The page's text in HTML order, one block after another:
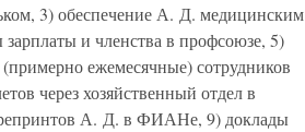
3) обеспечение А. Д. медицинским
и членства в профсоюзе, 5)
ежемесячные) сотрудников
через хозяйственный отдел в
А. Д. в ФИАНе, 9) доклады